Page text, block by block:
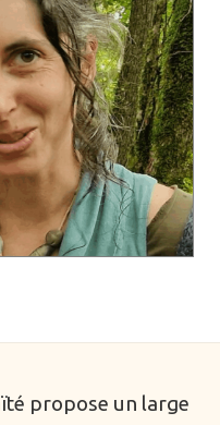
propose un large